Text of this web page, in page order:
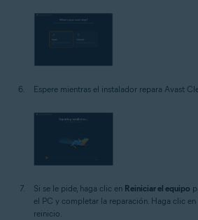
Espere mientras el instalador repara Avast
Si se le pide, haga clic en Reiniciar el equipo
el PC y completar la reparación. Haga clic en
reinicio.